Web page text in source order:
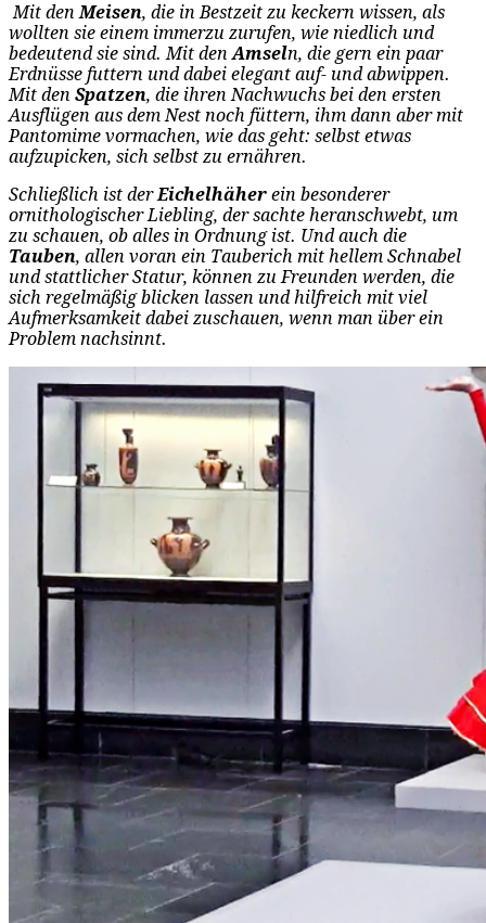
Mit denMeisen, die in Bestzeit zu keckern wissen, als
wollten sie einem immerzu zurufen, wie niedlich und
bedeutend sie sind. Mit denAmseln, die gern ein paar
Erdnüsse futtern und dabei elegant auf- und abwippen.
Mit den Spatzen, die ihren Nachwuchs bei den ersten
Ausflügen aus dem Nest noch füttern, ihm dann aber mit
Pantomime vormachen, wie das geht: selbst etwas
aufzupicken, sich selbst zu ernähren.
Schließlich ist derEichelhäher ein besonderer
ornithologischer Liebling, der sachte heranschwebt, um
zu schauen, ob alles in Ordnung ist. Und auch die
Tauben, allen voran ein Tauberich mit hellem Schnabel
und stattlicher Statur, können zu Freunden werden, die
sich regelmäßig blicken lassen und hilfreich mit viel
Aufmerksamkeit dabei zuschauen, wenn man über ein
Problem nachsinnt.